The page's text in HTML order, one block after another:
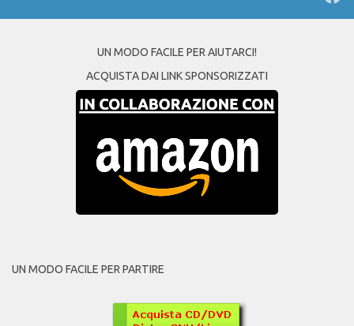
UN MODO FACILE PER AIUTARCI!
ACQUISTA DAI LINK SPONSORIZZATI
UN MODO FACILE PER PARTIRE